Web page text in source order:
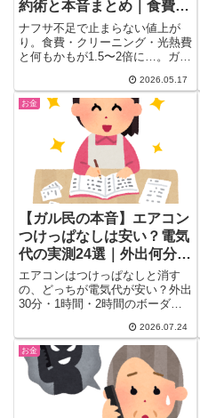
約術と本音まとめ｜食費・
日用品・クリーニングのリ
アル
ナフサ不足で止まらない値上が
り。食費・クリーニング・光熱費
と何もかもが1.5〜2倍に…。ガル
約の知恵をまとめ。断捨離できな
い・服を買わない・割引狙いなど
リアルな対策が集結。
2026.05.17
お金
【ガル民の本音】エアコン
つけっぱなしは安い？電気
代の実測24選｜外出何分で
消すべきか
エアコンはつけっぱなしと消す
の、どっちが電気代が安い？外出
30分・1時間・2時間のボーダー
測データ、ペット・熱中症対策の
本音までガル民24人の声を厳
選。ダイキンやウェザーニュース
の検証結果、室外機カバー・内部
クリーンなど節電のコツも必見。
2026.07.24
お金